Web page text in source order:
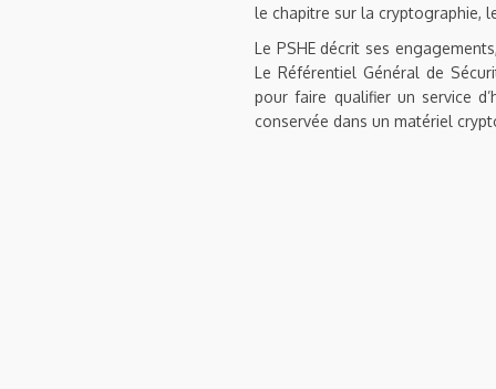
le chapitre sur la cryptographie,
Le PSHE décrit ses
Le Référentiel Général de
pour faire qualifier un service
conservée dans un matériel